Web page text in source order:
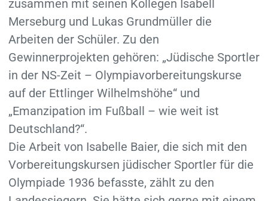
zusammen mit seinen Kollegen Isabell
Merseburg und Lukas Grundmüller die
Arbeiten der Schüler. Zu den
Gewinnerprojekten gehören: „Jüdische Sportler
in der NS-Zeit – Olympiavorbereitungskurse
auf der Ettlinger Wilhelmshöhe“ und
„Emanzipation im Fußball – wie weit ist
Deutschland?“.
Die Arbeit von Isabelle Baier, die sich mit den
Vorbereitungskursen jüdischer Sportler für die
Olympiade 1936 befasste, zählt zu den